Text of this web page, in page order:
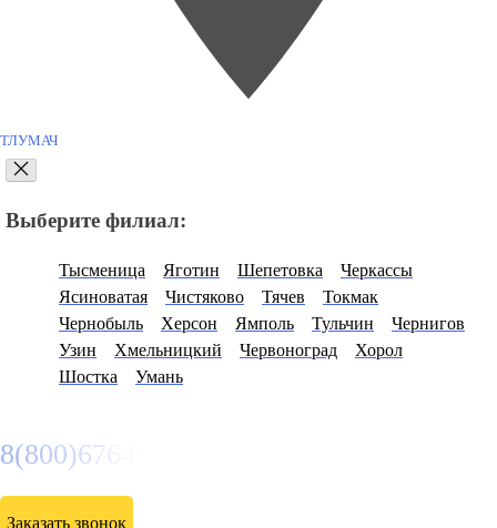
ТЛУМАЧ
Выберите филиал:
Тысменица Яготин Шепетовка
Черкассы
Ясиноватая
Чистяково Тячев
Токмак
Чернобыль
Херсон Ямполь Тульчин
Чернигов
Узин
Хмельницкий Червоноград
Хорол
Шостка
Умань
8(800)6764935
Заказать звонок